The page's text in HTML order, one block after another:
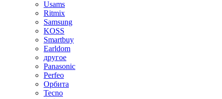
Usams
Ritmix
Samsung
KOSS
Smartbuy
Earldom
другое
Panasonic
Perfeo
Орбита
Tecno